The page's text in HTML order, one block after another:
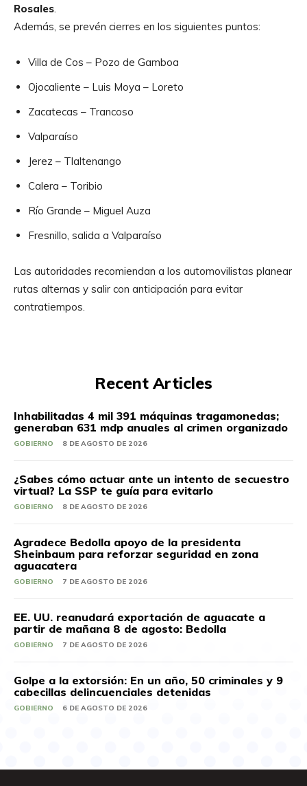
Rosales.
Además, se prevén cierres en los siguientes puntos:
Villa de Cos – Pozo de Gamboa
Ojocaliente – Luis Moya – Loreto
Zacatecas – Trancoso
Valparaíso
Jerez – Tlaltenango
Calera – Toribio
Río Grande – Miguel Auza
Fresnillo, salida a Valparaíso
Las autoridades recomiendan a los automovilistas planear
rutas alternas y salir con anticipación para evitar
contratiempos.
Recent Articles
Inhabilitadas 4 mil 391 máquinas tragamonedas;
generaban 631 mdp anuales al crimen organizado
GOBIERNO 8 DE AGOSTO DE 2026
¿Sabes cómo actuar ante un intento de secuestro
virtual? La SSP te guía para evitarlo
GOBIERNO 8 DE AGOSTO DE 2026
Agradece Bedolla apoyo de la presidenta
Sheinbaum para reforzar seguridad en zona
aguacatera
GOBIERNO 7 DE AGOSTO DE 2026
EE. UU. reanudará exportación de aguacate a
partir de mañana 8 de agosto: Bedolla
GOBIERNO 7 DE AGOSTO DE 2026
Golpe a la extorsión: En un año, 50 criminales y 9
cabecillas delincuenciales detenidas
GOBIERNO 6 DE AGOSTO DE 2026